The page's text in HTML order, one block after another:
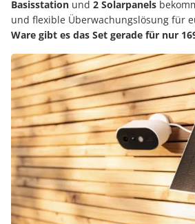
Basisstation und 2 Solarpanels
und flexible Überwachungslösung für
Ware gibt es das Set gerade für nur